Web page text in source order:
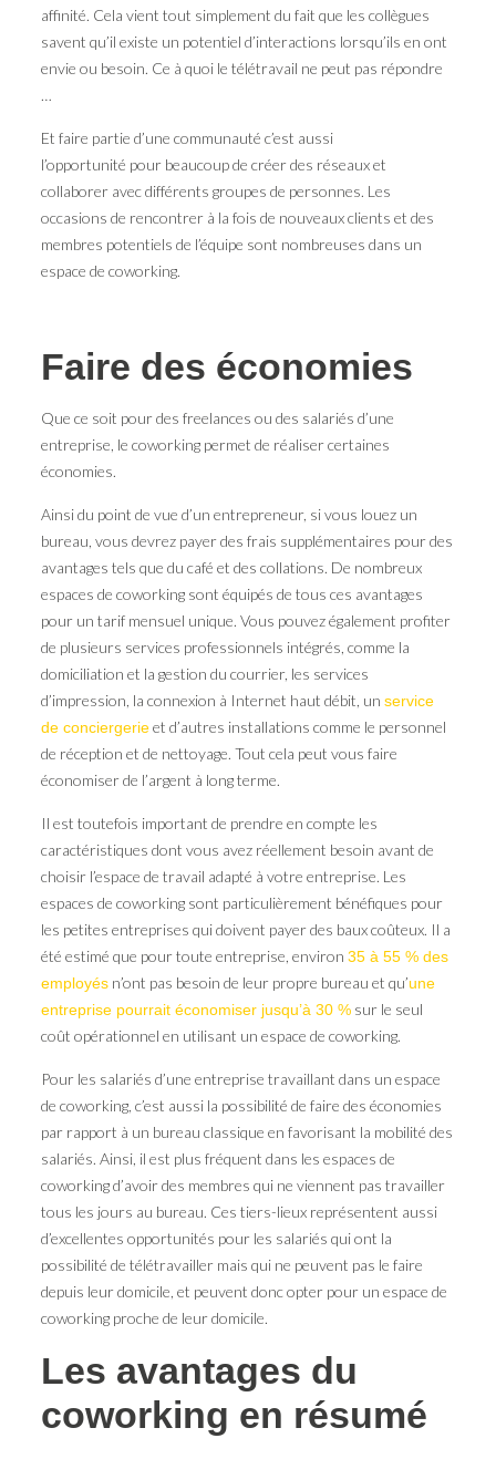
affinité. Cela vient tout simplement du fait que les collègues
savent qu’il existe un potentiel d’interactions lorsqu’ils en ont
envie ou besoin. Ce à quoi le télétravail ne peut pas répondre
…
Et faire partie d’une communauté c’est aussi
l’opportunité pour beaucoup de créer des réseaux et
collaborer avec différents groupes de personnes. Les
occasions de rencontrer à la fois de nouveaux clients et des
membres potentiels de l’équipe sont nombreuses dans un
espace de coworking.
Faire des économies
Que ce soit pour des freelances ou des salariés d’une
entreprise, le coworking permet de réaliser certaines
économies.
Ainsi du point de vue d’un entrepreneur, si vous louez un
bureau, vous devrez payer des frais supplémentaires pour des
avantages tels que du café et des collations. De nombreux
espaces de coworking sont équipés de tous ces avantages
pour un tarif mensuel unique. Vous pouvez également profiter
de plusieurs services professionnels intégrés, comme la
domiciliation et la gestion du courrier, les services
d’impression, la connexion à Internet haut débit, un service
de conciergerieet d’autres installations comme le personnel
de réception et de nettoyage. Tout cela peut vous faire
économiser de l’argent à long terme.
Il est toutefois important de prendre en compte les
caractéristiques dont vous avez réellement besoin avant de
choisir l’espace de travail adapté à votre entreprise. Les
espaces de coworking sont particulièrement bénéfiques pour
les petites entreprises qui doivent payer des baux coûteux. Il a
été estimé que pour toute entreprise, environ 35 à 55 % des
employésn’ont pas besoin de leur propre bureau et qu’une
entreprise pourrait économiser jusqu’à 30 %sur le seul
coût opérationnel en utilisant un espace de coworking.
Pour les salariés d’une entreprise travaillant dans un espace
de coworking, c’est aussi la possibilité de faire des économies
par rapport à un bureau classique en favorisant la mobilité des
salariés. Ainsi, il est plus fréquent dans les espaces de
coworking d’avoir des membres qui ne viennent pas travailler
tous les jours au bureau. Ces tiers-lieux représentent aussi
d’excellentes opportunités pour les salariés qui ont la
possibilité de télétravailler mais qui ne peuvent pas le faire
depuis leur domicile, et peuvent donc opter pour un espace de
coworking proche de leur domicile.
Les avantages du
coworking en résumé